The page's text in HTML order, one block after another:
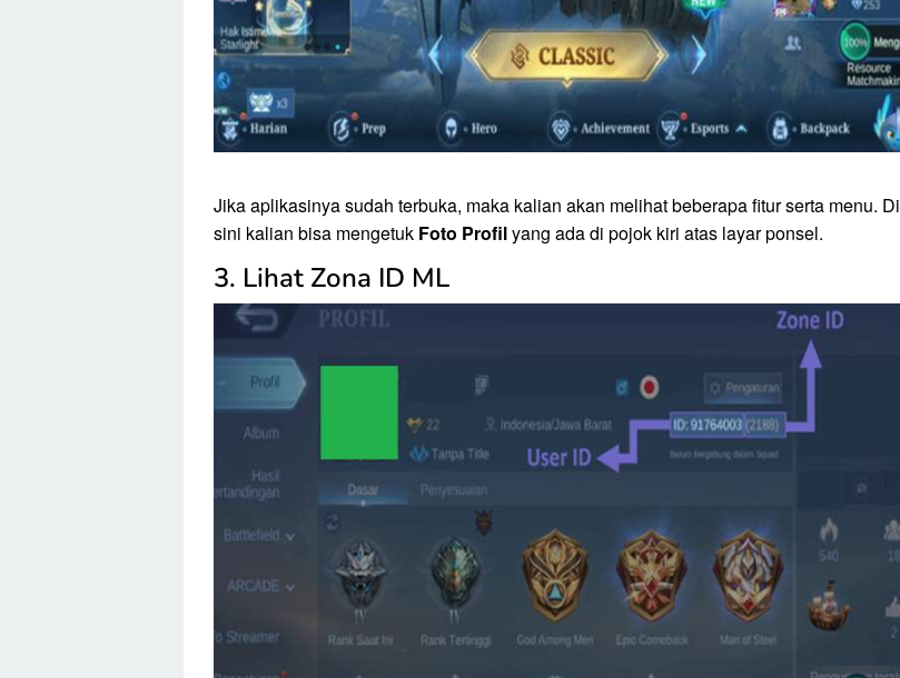
Jika aplikasinya sudah terbuka, maka kalian akan melihat beberapa fitur serta menu. Di
sini kalian bisa mengetuk Foto Profilyang ada di pojok kiri atas layar ponsel.
3. Lihat Zona ID ML